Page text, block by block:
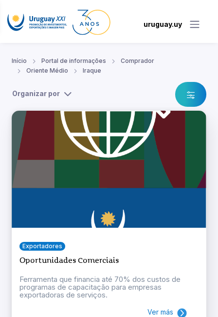
uruguay.uy
Início Portal de informações
Comprador
Oriente Médio
Iraque
Organizar por
Exportadores
Oportunidades Comerciais
Ferramenta que financia até 70% dos custos de
programas de capacitação para empresas
exportadoras de serviços.
Ver más